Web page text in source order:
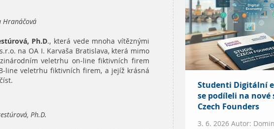
Hranáčová
Ph.D., která vede mnoha vítěznými
na OA I. Karvaša Bratislava, která mimo
veletrhu on-line fiktivních firem
line veletrhu fiktivních firem, a jejíž krásná
Ph.D.
Studenti Digitální
se podíleli na nové
Czech Founders
3. 6. 2026 Autor: